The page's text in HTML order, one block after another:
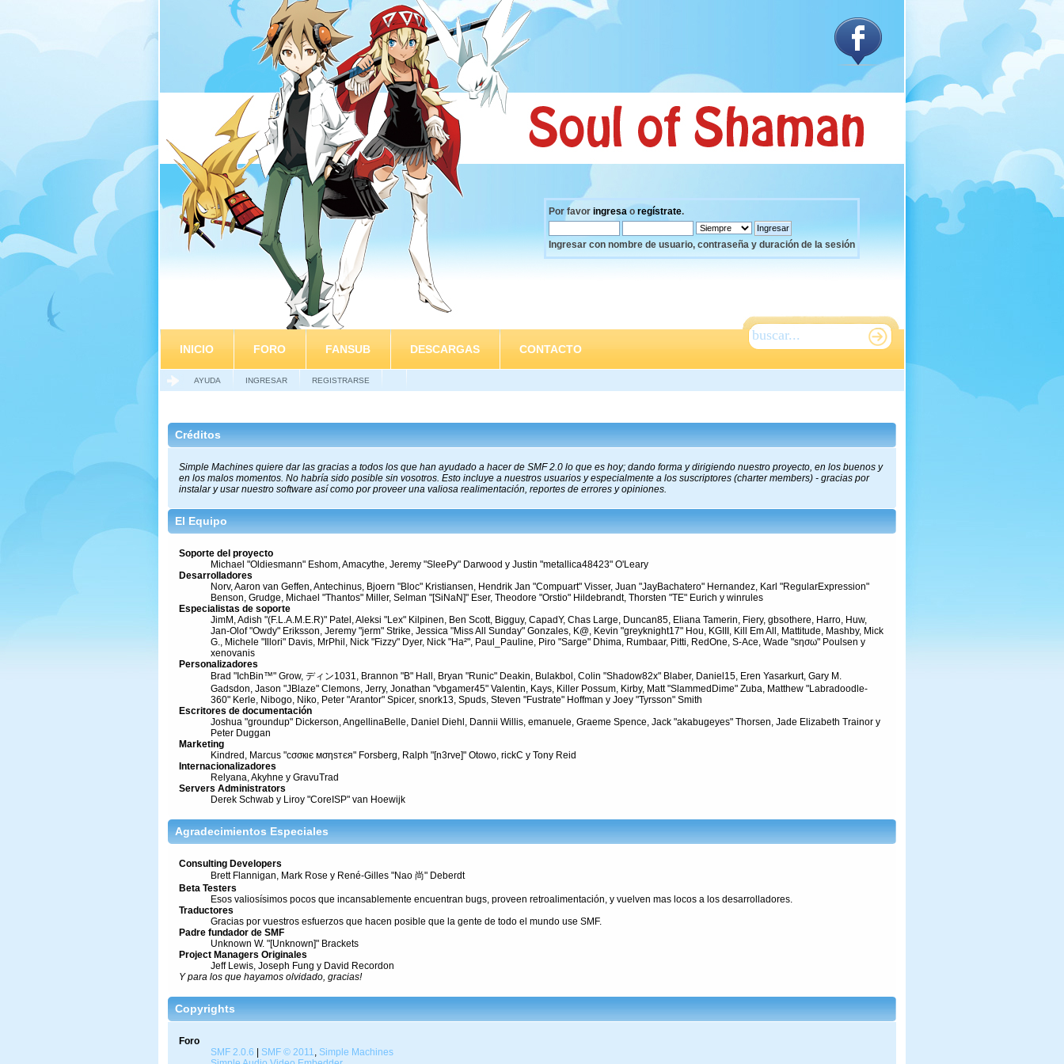
Por favor ingresa o regístrate.
Ingresar con nombre de usuario, contraseña y duración de la sesión
INICIO FORO FANSUB DESCARGAS CONTACTO
AYUDA INGRESAR REGISTRARSE
Créditos
Simple Machines quiere dar las gracias a todos los que han ayudado a hacer de SMF 2.0 lo que es hoy; dando forma y dirigiendo nuestro proyecto, en los buenos y
en los malos momentos. No habría sido posible sin vosotros. Esto incluye a nuestros usuarios y especialmente a los suscriptores (charter members) - gracias por
instalar y usar nuestro software así como por proveer una valiosa realimentación, reportes de errores y opiniones.
El Equipo
Soporte del proyecto
Michael "Oldiesmann" Eshom, Amacythe, Jeremy "SleePy" Darwood y Justin "metallica48423" O'Leary
Desarrolladores
Norv, Aaron van Geffen, Antechinus, Bjoern "Bloc" Kristiansen, Hendrik Jan "Compuart" Visser, Juan "JayBachatero" Hernandez, Karl "RegularExpression"
Benson, Grudge, Michael "Thantos" Miller, Selman "[SiNaN]" Eser, Theodore "Orstio" Hildebrandt, Thorsten "TE" Eurich y winrules
Especialistas de soporte
JimM, Adish "(F.L.A.M.E.R)" Patel, Aleksi "Lex" Kilpinen, Ben Scott, Bigguy, CapadY, Chas Large, Duncan85, Eliana Tamerin, Fiery, gbsothere, Harro, Huw,
Jan-Olof "Owdy" Eriksson, Jeremy "jerm" Strike, Jessica "Miss All Sunday" Gonzales, K@, Kevin "greyknight17" Hou, KGIII, Kill Em All, Mattitude, Mashby, Mick
G., Michele "Illori" Davis, MrPhil, Nick "Fizzy" Dyer, Nick "Ha²", Paul_Pauline, Piro "Sarge" Dhima, Rumbaar, Pitti, RedOne, S-Ace, Wade "sησω" Poulsen y
xenovanis
Personalizadores
Brad "IchBin™" Grow, ディン1031, Brannon "B" Hall, Bryan "Runic" Deakin, Bulakbol, Colin "Shadow82x" Blaber, Daniel15, Eren Yasarkurt, Gary M.
Gadsdon, Jason "JBlaze" Clemons, Jerry, Jonathan "vbgamer45" Valentin, Kays, Killer Possum, Kirby, Matt "SlammedDime" Zuba, Matthew "Labradoodle-
360" Kerle, Nibogo, Niko, Peter "Arantor" Spicer, snork13, Spuds, Steven "Fustrate" Hoffman y Joey "Tyrsson" Smith
Escritores de documentación
Joshua "groundup" Dickerson, AngellinaBelle, Daniel Diehl, Dannii Willis, emanuele, Graeme Spence, Jack "akabugeyes" Thorsen, Jade Elizabeth Trainor y
Peter Duggan
Marketing
Kindred, Marcus "cσσкιє мσηѕтєя" Forsberg, Ralph "[n3rve]" Otowo, rickC y Tony Reid
Internacionalizadores
Relyana, Akyhne y GravuTrad
Servers Administrators
Derek Schwab y Liroy "CoreISP" van Hoewijk
Agradecimientos Especiales
Consulting Developers
Brett Flannigan, Mark Rose y René-Gilles "Nao 尚" Deberdt
Beta Testers
Esos valiosísimos pocos que incansablemente encuentran bugs, proveen retroalimentación, y vuelven mas locos a los desarrolladores.
Traductores
Gracias por vuestros esfuerzos que hacen posible que la gente de todo el mundo use SMF.
Padre fundador de SMF
Unknown W. "[Unknown]" Brackets
Project Managers Originales
Jeff Lewis, Joseph Fung y David Recordon
Y para los que hayamos olvidado, gracias!
Copyrights
Foro
SMF 2.0.6
SMF © 2011, Simple Machines